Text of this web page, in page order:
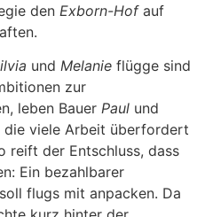
den Exborn-Hofauf
und Melanie flügge sind
zur
leben Bauer Paul und
die viele Arbeit überfordert
reift der Entschluss, dass
Ein bezahlbarer
flugs mit anpacken. Da